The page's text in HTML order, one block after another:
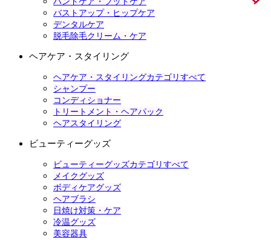
バストアップ・ヒップケア
デンタルケア
脱毛除毛クリーム・ケア
ヘアケア・スタイリング
ヘアケア・スタイリングカテゴリすべて
シャンプー
コンディショナー
トリートメント・ヘアパック
ヘアスタイリング
ビューティーグッズ
ビューティーグッズカテゴリすべて
メイクグッズ
ボディケアグッズ
ヘアブラシ
日焼け対策・ケア
冷温グッズ
美容器具